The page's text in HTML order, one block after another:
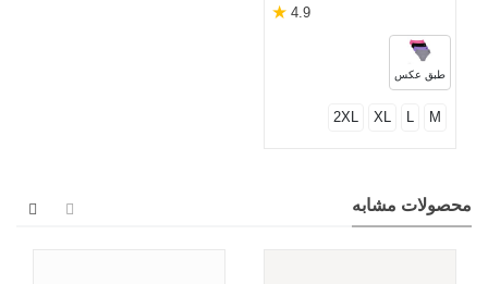
4.9
★
طبق عکس
M
L
XL
2XL
محصولات مشابه